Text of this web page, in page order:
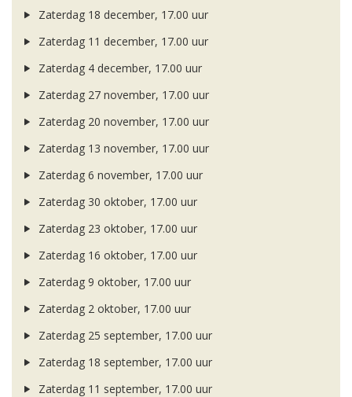
Zaterdag 18 december, 17.00 uur
Zaterdag 11 december, 17.00 uur
Zaterdag 4 december, 17.00 uur
Zaterdag 27 november, 17.00 uur
Zaterdag 20 november, 17.00 uur
Zaterdag 13 november, 17.00 uur
Zaterdag 6 november, 17.00 uur
Zaterdag 30 oktober, 17.00 uur
Zaterdag 23 oktober, 17.00 uur
Zaterdag 16 oktober, 17.00 uur
Zaterdag 9 oktober, 17.00 uur
Zaterdag 2 oktober, 17.00 uur
Zaterdag 25 september, 17.00 uur
Zaterdag 18 september, 17.00 uur
Zaterdag 11 september, 17.00 uur